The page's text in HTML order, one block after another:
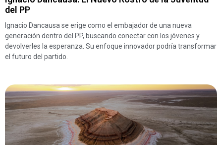
del PP
Ignacio Dancausa se erige como el embajador de una nueva
generación dentro del PP, buscando conectar con los jóvenes y
devolverles la esperanza. Su enfoque innovador podría transformar
el futuro del partido.